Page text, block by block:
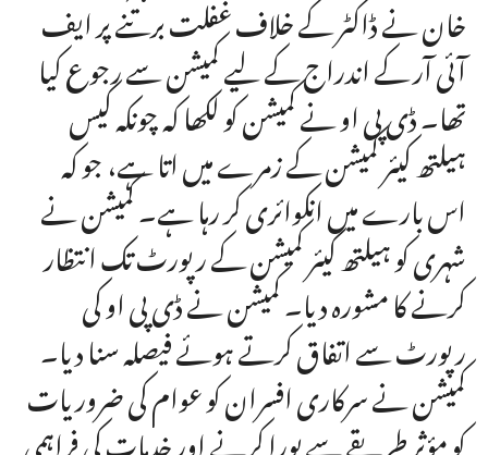
خان نے ڈاکٹر کے خلاف غفلت برتنے پر ایف
آئی آر کے اندراج کے لیے کمیشن سے رجوع کیا
تھا۔ ڈی پی او نے کمیشن کو لکھا کہ چونکہ کیس
ہیلتھ کیئر کمیشن کے زمرے میں اتا ہے، جو کہ
اس بارے میں انکوائری کر رہا ہے۔ کمیشن نے
شہری کو ہیلتھ کیئر کمیشن کے رپورٹ تک انتظار
کرنے کا مشورہ دیا۔ کمیشن نے ڈی پی او کی
رپورٹ سے اتفاق کرتے ہوئے فیصلہ سنا دیا۔
کمیشن نے سرکاری افسران کو عوام کی ضروریات
کو مؤثر طریقے سے پورا کرنے اور خدمات کی فراہمی